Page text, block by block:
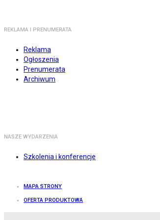
REKLAMA I PRENUMERATA
Reklama
Ogłoszenia
Prenumerata
Archiwum
NASZE WYDARZENIA
Szkolenia i konferencje
MAPA STRONY
OFERTA PRODUKTOWA